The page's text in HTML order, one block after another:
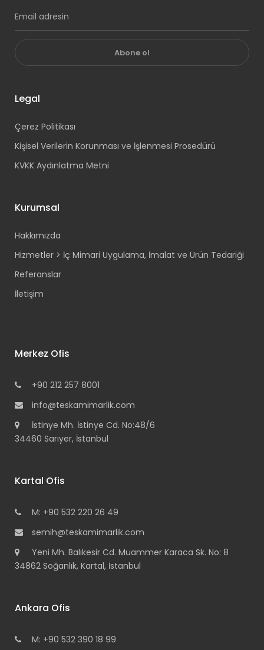
Abone ol
Legal
Çerez Politikası
Kişisel Verilerin Korunması ve İşlenmesi Prosedürü
KVKK Aydınlatma Metni
Kurumsal
Hakkımızda
Hizmetler > İç Mimari Uygulama, İmalat ve Ürün Tedariği
Referanslar
İletişim
Merkez Ofis
+90 212 257 8001
info@teskamimarlik.com
İstinye Mh. İstinye Cd. No:48/6
34460 Sarıyer, İstanbul
Kartal Ofis
M: +90 532 220 26 49
semih@teskamimarlik.com
Yeni Mh. Balıkesir Cd. Muammer Karaca Sk. No: 8
34862 Soğanlık, Kartal, İstanbul
Ankara Ofis
M: +90 532 390 18 99